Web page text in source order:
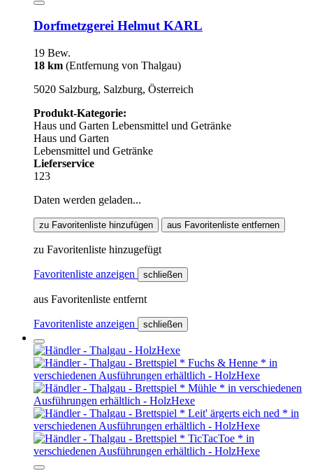
Dorfmetzgerei Helmut KARL
19 Bew.
18 km (Entfernung von Thalgau)
5020 Salzburg, Salzburg, Österreich
Produkt-Kategorie:
Haus und Garten Lebensmittel und Getränke
Haus und Garten
Lebensmittel und Getränke
Lieferservice
123
Daten werden geladen...
zu Favoritenliste hinzufügen aus Favoritenliste entfernen
zu Favoritenliste hinzugefügt
Favoritenliste anzeigen schließen
aus Favoritenliste entfernt
Favoritenliste anzeigen schließen